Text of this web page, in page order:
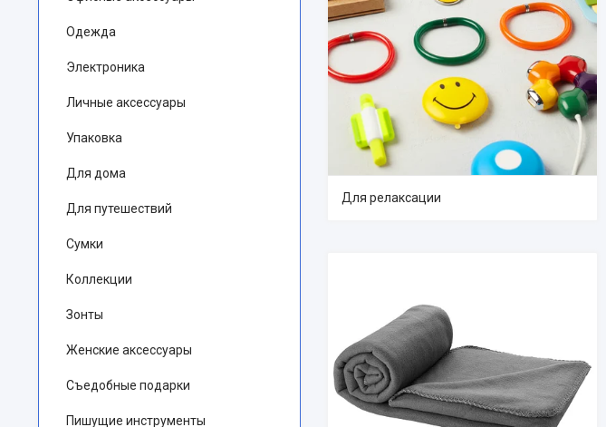
Для релаксации
Одежда
Электроника
Личные аксессуары
Упаковка
Для дома
Для путешествий
Сумки
Коллекции
Зонты
Женские аксессуары
Съедобные подарки
Пишущие инструменты